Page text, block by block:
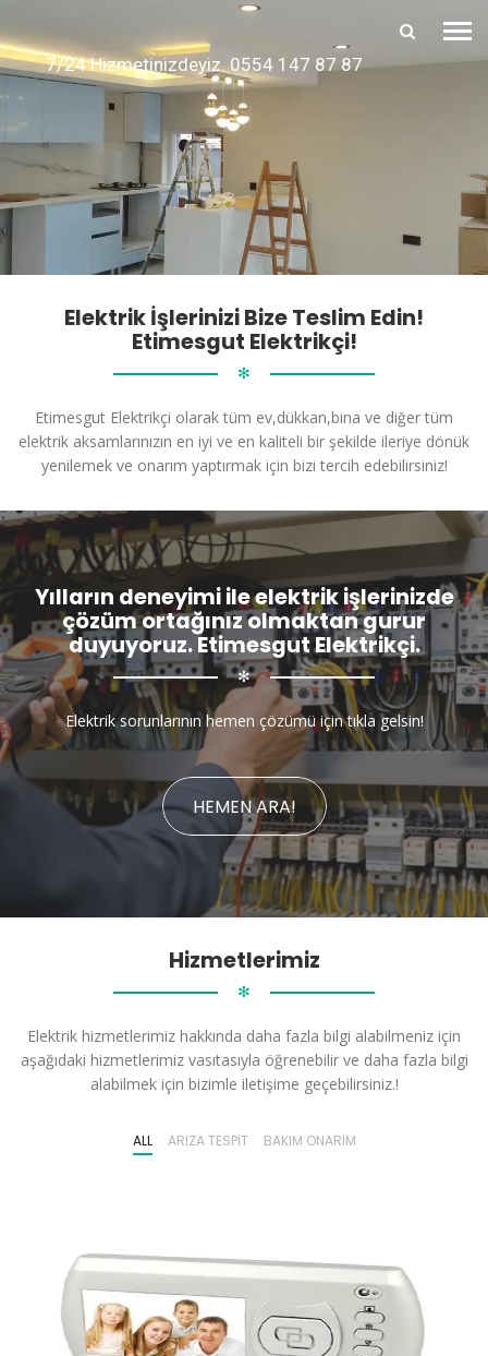
7/24 Hizmetinizdeyiz. 0554 147 87 87
Elektrik İşlerinizi Bize Teslim Edin!
Etimesgut Elektrikçi!
✻
Etimesgut Elektrikçi olarak tüm ev,dükkan,bina ve diğer tüm
elektrik aksamlarınızın en iyi ve en kaliteli bir şekilde ileriye dönük
yenilemek ve onarım yaptırmak için bizi tercih edebilirsiniz!
Yılların deneyimi ile elektrik işlerinizde
çözüm ortağınız olmaktan gurur
duyuyoruz. Etimesgut Elektrikçi.
✻
Elektrik sorunlarının hemen çözümü için tıkla gelsin!
HEMEN ARA!
Hizmetlerimiz
✻
Elektrik hizmetlerimiz hakkında daha fazla bilgi alabilmeniz için
aşağıdaki hizmetlerimiz vasıtasıyla öğrenebilir ve daha fazla bilgi
alabilmek için bizimle iletişime geçebilirsiniz.!
ALL ARIZA TESPIT BAKIM ONARIM